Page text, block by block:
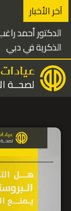
تخطي
المحتوى
آخر الأخبار
الدكتور أحمد
الذكرية في دبي